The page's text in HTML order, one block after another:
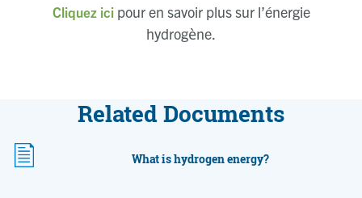
Cliquez icipour en savoir plus sur l’énergie
hydrogène.
Related Documents
What is hydrogen energy?